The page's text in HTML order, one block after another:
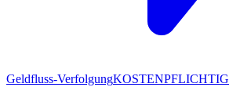
Geldfluss-VerfolgungKOSTENPFLICHTIG